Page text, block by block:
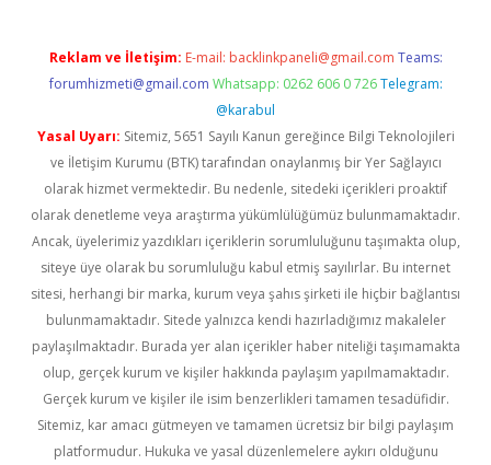
Reklam ve İletişim: E-mail: backlinkpaneli@gmail.com Teams:
forumhizmeti@gmail.com Whatsapp: 0262 606 0 726 Telegram:
@karabul
Yasal Uyarı: Sitemiz, 5651 Sayılı Kanun gereğince Bilgi Teknolojileri
ve İletişim Kurumu (BTK) tarafından onaylanmış bir Yer Sağlayıcı
olarak hizmet vermektedir. Bu nedenle, sitedeki içerikleri proaktif
olarak denetleme veya araştırma yükümlülüğümüz bulunmamaktadır.
Ancak, üyelerimiz yazdıkları içeriklerin sorumluluğunu taşımakta olup,
siteye üye olarak bu sorumluluğu kabul etmiş sayılırlar. Bu internet
sitesi, herhangi bir marka, kurum veya şahıs şirketi ile hiçbir bağlantısı
bulunmamaktadır. Sitede yalnızca kendi hazırladığımız makaleler
paylaşılmaktadır. Burada yer alan içerikler haber niteliği taşımamakta
olup, gerçek kurum ve kişiler hakkında paylaşım yapılmamaktadır.
Gerçek kurum ve kişiler ile isim benzerlikleri tamamen tesadüfidir.
Sitemiz, kar amacı gütmeyen ve tamamen ücretsiz bir bilgi paylaşım
platformudur. Hukuka ve yasal düzenlemelere aykırı olduğunu